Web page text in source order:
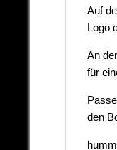
Auf
Logo
An
für
den